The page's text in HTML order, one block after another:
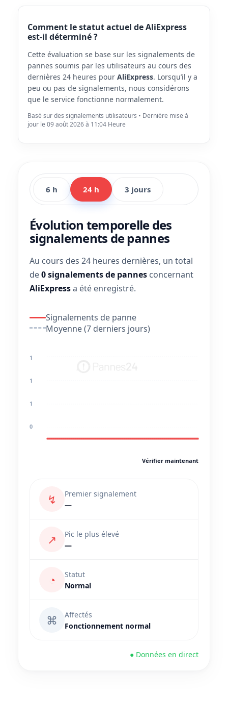
Comment le statut actuel de AliExpress
est-il déterminé ?
Cette évaluation se base sur les signalements de
pannes soumis par les utilisateurs au cours des
dernières 24 heures pour AliExpress. Lorsqu’il y a
peu ou pas de signalements, nous considérons
que le service fonctionne normalement.
Basé sur des signalements utilisateurs • Dernière mise à
jour le 09 août 2026 à 11:04 Heure
6 h 24 h 3 jours
Évolution temporelle des
signalements de pannes
Au cours des 24 heures dernières, un total
de0 signalements de pannes concernant
AliExpressa été enregistré.
Signalements de panne
Moyenne (7 derniers jours)
1
1
1
0
Vérifier maintenant
↯
Premier signalement
—
↗
Pic le plus élevé
—
◔
Statut
Normal
⌘
Affectés
Fonctionnement normal
● Données en direct